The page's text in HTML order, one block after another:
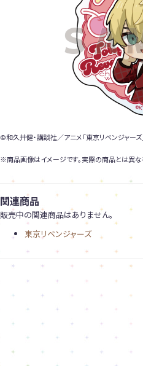
©和久井健・講談社／アニメ「東京リベンジャー
※商品画像はイメージです。実際の商品とは異な
関連商品
販売中の関連商品はありません。
東京リベンジャーズ